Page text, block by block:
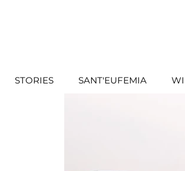
STORIES SANT'EUFEMIA